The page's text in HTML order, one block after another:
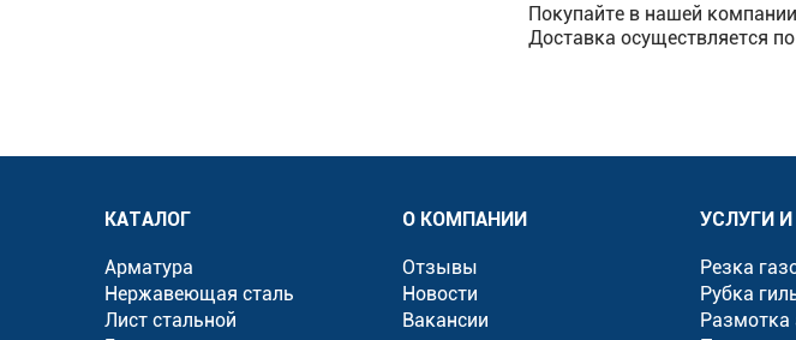
Покупайте в нашей
Доставка осуществляется
КАТАЛОГ
Арматура
Нержавеющая сталь
Лист стальной
О КОМПАНИИ
Отзывы
Новости
Вакансии
УСЛУГИ
Резка
Рубка